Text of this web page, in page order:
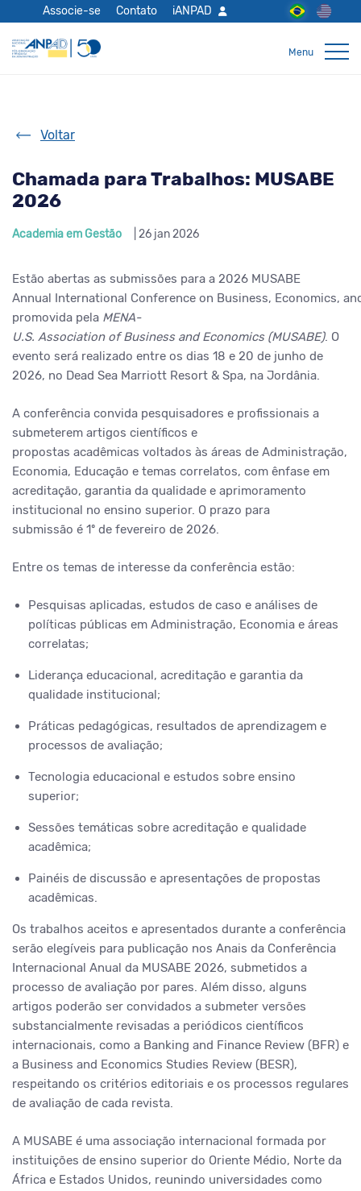
Associe-se Contato iANPAD
Voltar
Chamada para Trabalhos: MUSABE
2026
Academia em Gestão | 26 jan 2026
Estão abertas as submissões para a 2026 MUSABE
Annual International Conference on Business, Economics,
promovida pela MENA-
U.S. Association of Business and Economics (MUSABE). O
evento será realizado entre os dias 18 e 20 de junho de
2026, no Dead Sea Marriott Resort & Spa, na Jordânia.
A conferência convida pesquisadores e profissionais a
submeterem artigos científicos e
propostas acadêmicas voltados às áreas de Administração,
Economia, Educação e temas correlatos, com ênfase em
acreditação, garantia da qualidade e aprimoramento
institucional no ensino superior. O prazo para
submissão é 1º de fevereiro de 2026.
Entre os temas de interesse da conferência estão:
Pesquisas aplicadas, estudos de caso e análises de
políticas públicas em Administração, Economia e áreas
correlatas;
Liderança educacional, acreditação e garantia da
qualidade institucional;
Práticas pedagógicas, resultados de aprendizagem e
processos de avaliação;
Tecnologia educacional e estudos sobre ensino
superior;
Sessões temáticas sobre acreditação e qualidade
acadêmica;
Painéis de discussão e apresentações de propostas
acadêmicas.
Os trabalhos aceitos e apresentados durante a conferência
serão elegíveis para publicação nos Anais da Conferência
Internacional Anual da MUSABE 2026, submetidos a
processo de avaliação por pares. Além disso, alguns
artigos poderão ser convidados a submeter versões
substancialmente revisadas a periódicos científicos
internacionais, como a Banking and Finance Review (BFR) e
a Business and Economics Studies Review (BESR),
respeitando os critérios editoriais e os processos regulares
de avaliação de cada revista.
A MUSABE é uma associação internacional formada por
instituições de ensino superior do Oriente Médio, Norte da
África e Estados Unidos, reunindo universidades como